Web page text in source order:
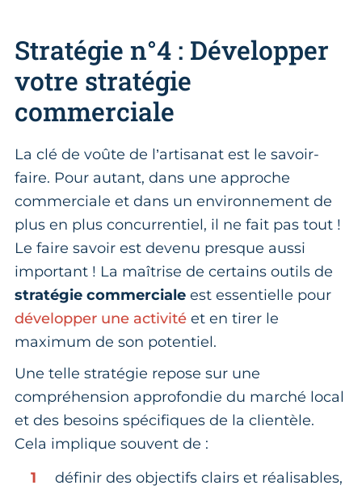
Stratégie n°4 : Développer
votre stratégie
commerciale
La clé de voûte de l’artisanat est le savoir-
faire. Pour autant, dans une approche
commerciale et dans un environnement de
plus en plus concurrentiel, il ne fait pas tout !
Le faire savoir est devenu presque aussi
important ! La maîtrise de certains outils de
stratégie commerciale est essentielle pour
développer une activité et en tirer le
maximum de son potentiel.
Une telle stratégie repose sur une
compréhension approfondie du marché local
et des besoins spécifiques de la clientèle.
Cela implique souvent de :
définir des objectifs clairs et réalisables,